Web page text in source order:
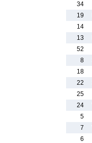
34
19
14
13
52
8
18
22
25
24
5
7
6